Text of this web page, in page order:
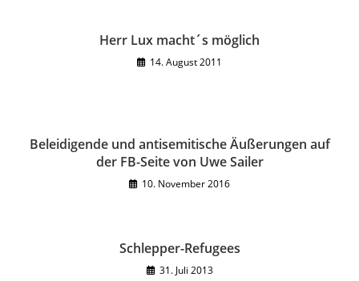
Herr Lux macht´s möglich
14. August 2011
Beleidigende und antisemitische Äußerungen auf
der FB-Seite von Uwe Sailer
10. November 2016
Schlepper-Refugees
31. Juli 2013